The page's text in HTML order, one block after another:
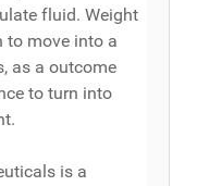
fluid. Weight
to move into a
as a outcome
to turn into
is a